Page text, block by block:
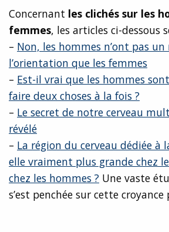
Concernant les clichés sur les
femmes, les articles ci-dessous
– Non, les hommes n’ont pas
l’orientation que les femmes
– Est-il vrai que les hommes
faire deux choses à la fois ?
– Le secret de notre cerveau
révélé
– La région du cerveau dédiée à
elle vraiment plus grande chez
chez les hommes ? Une vaste
s’est penchée sur cette